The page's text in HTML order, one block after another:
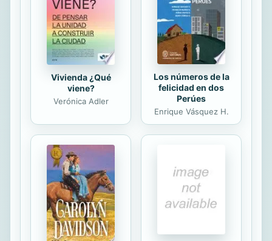
Universidad Nacional Tarás
Shevchenko de Kyiv, 20 y 21 de
septiembre de 2019. Las obras
publicadas pueden servir de gran
provecho en el...
Vivienda ¿Qué
viene?
Verónica Adler
Los números de la
felicidad en dos
Perúes
Enrique Vásquez H.